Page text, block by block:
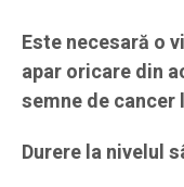
Este necesară o
apar oricare din
semne de cancer
Durere la nivelul